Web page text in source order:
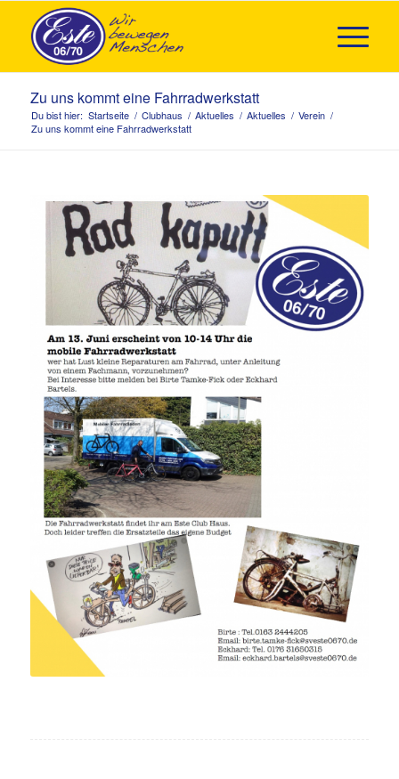
Zu uns kommt eine Fahrradwerkstatt
Du bist hier: Startseite / Clubhaus / Aktuelles / Aktuelles / Verein /
Zu uns kommt eine Fahrradwerkstatt